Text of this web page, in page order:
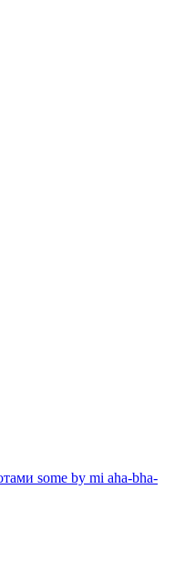
some by mi aha-bha-